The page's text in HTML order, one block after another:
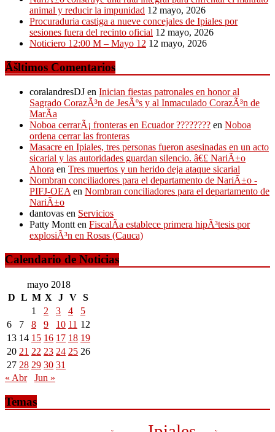
animal y reducir la impunidad 12 mayo, 2026
Procuraduria castiga a nueve concejales de Ipiales por
sesiones fuera del recinto oficial 12 mayo, 2026
Noticiero 12:00 M – Mayo 12 12 mayo, 2026
Ãšltimos Comentarios
coralandresDJ en Inician fiestas patronales en honor al
Sagrado CorazÃ³n de JesÃºs y al Inmaculado CorazÃ³n de
MarÃ­a
Noboa cerrarÃ¡ fronteras en Ecuador ???????? en Noboa
ordena cerrar las fronteras
Masacre en Ipiales, tres personas fueron asesinadas en un acto
sicarial y las autoridades guardan silencio. â€£ NariÃ±o
Ahora en Tres muertos y un herido deja ataque sicarial
Nombran conciliadores para el departamento de NariÃ±o -
PIFJ-OEAen Nombran conciliadores para el departamento de
NariÃ±o
dantovas en Servicios
Patty Montten FiscalÃ­a establece primera hipÃ³tesis por
explosiÃ³n en Rosas (Cauca)
Calendario de Noticias
mayo 2018
D L M X J V S
1
2 3 4
5
6
7 8 9 10 11 12
13 14 15 16 17 18 19
20 21 22 23 24 25 26
27 28 29 30 31
« Abr
Jun »
Temas